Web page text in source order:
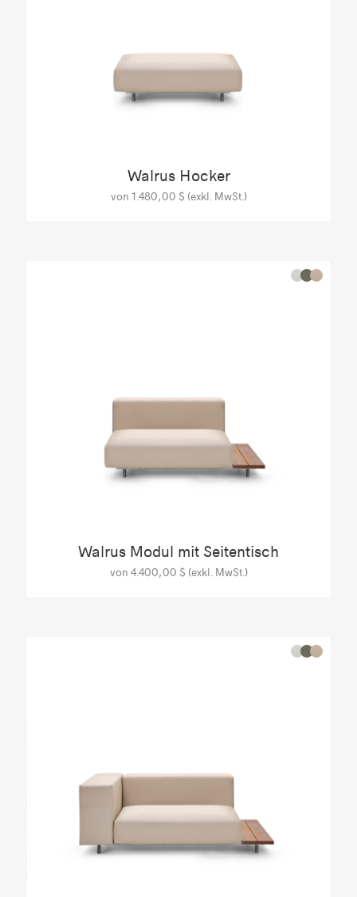
Walrus Hocker
von 1.480,00 $ (exkl. MwSt.)
Walrus Modul mit Seitentisch
von 4.400,00 $ (exkl. MwSt.)